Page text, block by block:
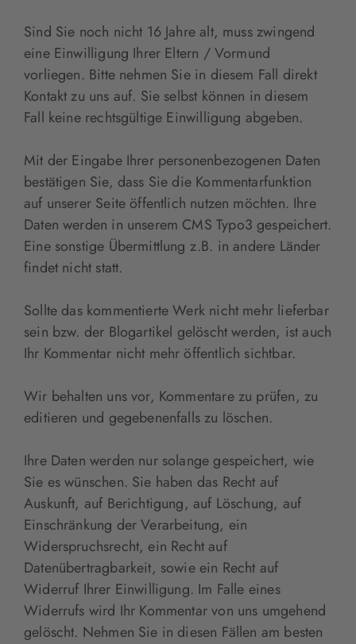
Sind Sie noch nicht 16 Jahre alt, muss zwingend
eine Einwilligung Ihrer Eltern / Vormund
vorliegen. Bitte nehmen Sie in diesem Fall direkt
Kontakt zu uns auf. Sie selbst können in diesem
Fall keine rechtsgültige Einwilligung abgeben.
Mit der Eingabe Ihrer personenbezogenen Daten
bestätigen Sie, dass Sie die Kommentarfunktion
auf unserer Seite öffentlich nutzen möchten. Ihre
Daten werden in unserem CMS Typo3 gespeichert.
Eine sonstige Übermittlung z.B. in andere Länder
findet nicht statt.
Sollte das kommentierte Werk nicht mehr lieferbar
sein bzw. der Blogartikel gelöscht werden, ist auch
Ihr Kommentar nicht mehr öffentlich sichtbar.
Wir behalten uns vor, Kommentare zu prüfen, zu
editieren und gegebenenfalls zu löschen.
Ihre Daten werden nur solange gespeichert, wie
Sie es wünschen. Sie haben das Recht auf
Auskunft, auf Berichtigung, auf Löschung, auf
Einschränkung der Verarbeitung, ein
Widerspruchsrecht, ein Recht auf
Datenübertragbarkeit, sowie ein Recht auf
Widerruf Ihrer Einwilligung. Im Falle eines
Widerrufs wird Ihr Kommentar von uns umgehend
gelöscht. Nehmen Sie in diesen Fällen am besten